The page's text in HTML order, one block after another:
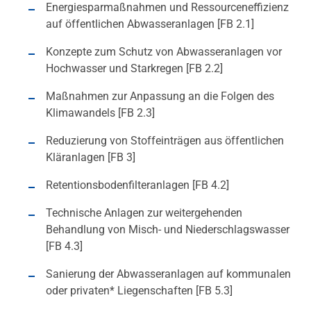
Energiesparmaßnahmen und Ressourceneffizienz
auf öffentlichen Abwasseranlagen [FB 2.1]
Konzepte zum Schutz von Abwasseranlagen vor
Hochwasser und Starkregen [FB 2.2]
Maßnahmen zur Anpassung an die Folgen des
Klimawandels [FB 2.3]
Reduzierung von Stoffeinträgen aus öffentlichen
Kläranlagen [FB 3]
Retentionsbodenfilteranlagen [FB 4.2]
Technische Anlagen zur weitergehenden
Behandlung von Misch- und Niederschlagswasser
[FB 4.3]
Sanierung der Abwasseranlagen auf kommunalen
oder privaten* Liegenschaften [FB 5.3]